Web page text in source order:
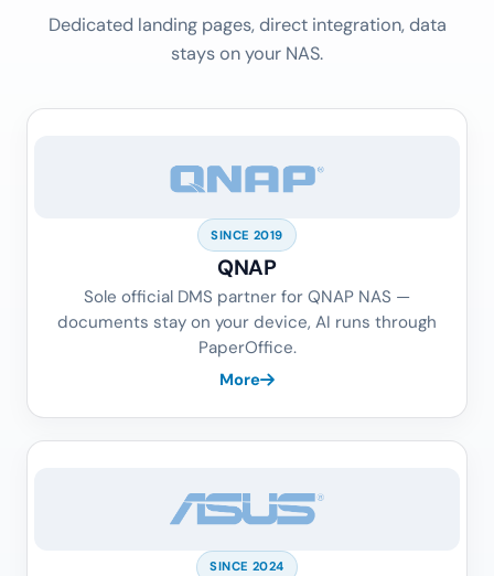
Dedicated landing pages, direct integration, data
stays on your NAS.
SINCE 2019
QNAP
Sole official DMS partner for QNAP NAS —
documents stay on your device, AI runs through
PaperOffice.
More
SINCE 2024